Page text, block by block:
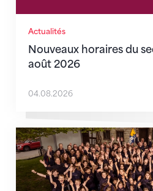
Actualités
Nouveaux horaires du
août 2026
04.08.2026
Quand l’inclusion devient